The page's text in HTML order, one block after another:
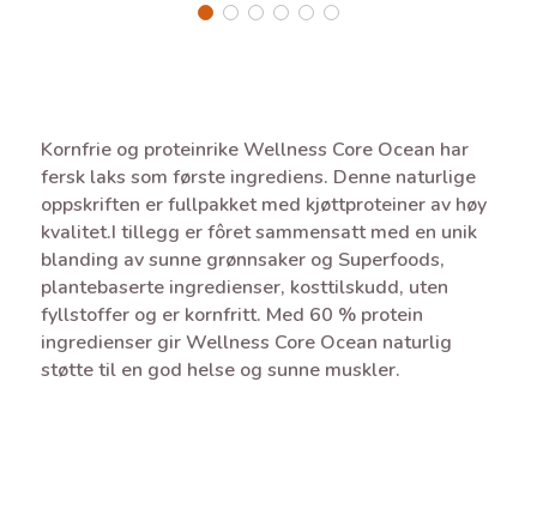
Kornfrie og proteinrike Wellness Core Ocean har
fersk laks som første ingrediens. Denne naturlige
oppskriften er fullpakket med kjøttproteiner av høy
kvalitet.I tillegg er fôret sammensatt med en unik
blanding av sunne grønnsaker og Superfoods,
plantebaserte ingredienser, kosttilskudd, uten
fyllstoffer og er kornfritt. Med 60 % protein
ingredienser gir Wellness Core Ocean naturlig
støtte til en god helse og sunne muskler.